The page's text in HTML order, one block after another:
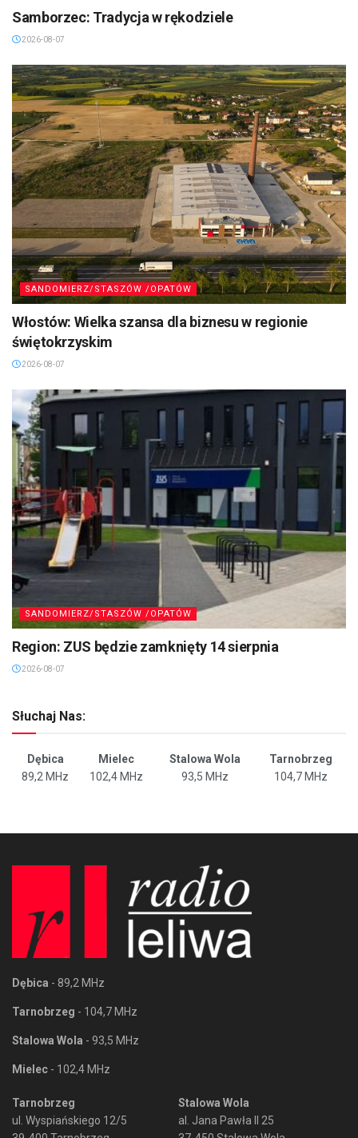
Samborzec: Tradycja w rękodziele
2026-08-07
SANDOMIERZ/STASZÓW /OPATÓW
Włostów: Wielka szansa dla biznesu w regionie
świętokrzyskim
2026-08-07
SANDOMIERZ/STASZÓW /OPATÓW
Region: ZUS będzie zamknięty 14 sierpnia
2026-08-07
Słuchaj Nas:
Dębica Mielec Stalowa Wola
Tarnobrzeg
89,2 MHz
102,4 MHz 93,5 MHz 104,7 MHz
Dębica - 89,2 MHz
Tarnobrzeg - 104,7 MHz
Stalowa Wola - 93,5 MHz
Mielec - 102,4 MHz
Tarnobrzeg
ul. Wyspiańskiego 12/5
Stalowa Wola
al. Jana Pawła II 25